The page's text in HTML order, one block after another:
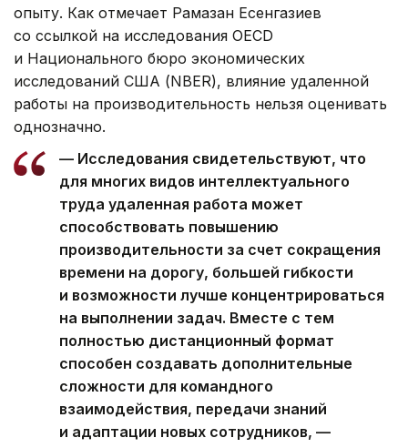
опыту. Как отмечает Рамазан Есенгазиев
со ссылкой на исследования OECD
и Национального бюро экономических
исследований США (NBER), влияние удаленной
работы на производительность нельзя оценивать
однозначно.
— Исследования свидетельствуют, что
для многих видов интеллектуального
труда удаленная работа может
способствовать повышению
производительности за счет сокращения
времени на дорогу, большей гибкости
и возможности лучше концентрироваться
на выполнении задач. Вместе с тем
полностью дистанционный формат
способен создавать дополнительные
сложности для командного
взаимодействия, передачи знаний
и адаптации новых сотрудников, —